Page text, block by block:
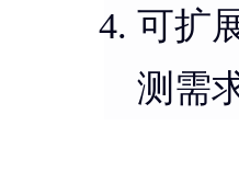
可扩
测需